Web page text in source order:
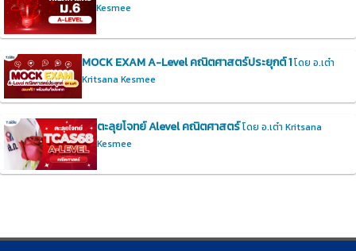
Kesmee
MOCK EXAM A-Level คณิตศาสตร์ประยุกต์ 1โดย อ.เต๋า
Kritsana Kesmee
ตะลุยโจทย์ Alevel คณิตศาสตร์โดย อ.เต๋า Kritsana
Kesmee